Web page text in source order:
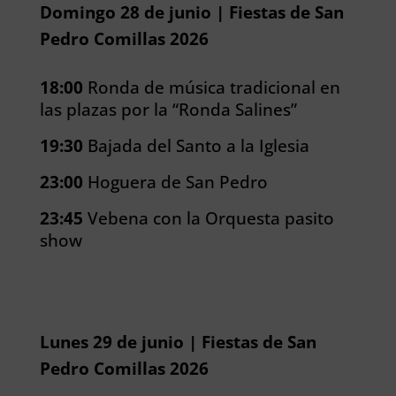
Domingo 28 de junio | Fiestas de San
Pedro Comillas 2026
18:00 Ronda de música tradicional en
las plazas por la “Ronda Salines”
19:30 Bajada del Santo a la Iglesia
23:00 Hoguera de San Pedro
23:45 Vebena con la Orquesta pasito
show
Lunes 29 de junio | Fiestas de San
Pedro Comillas 2026